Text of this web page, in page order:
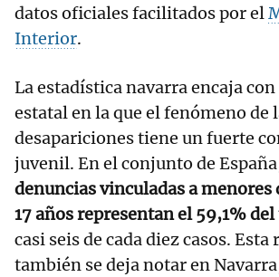
datos oficiales facilitados por el
Interior.
La estadística navarra encaja
estatal en la que el fenómeno de
desapariciones tiene un fuerte
juvenil. En el conjunto de
denuncias vinculadas a menores
17 años representan el 59,1%
casi seis de cada diez casos. Esta
también se deja notar en